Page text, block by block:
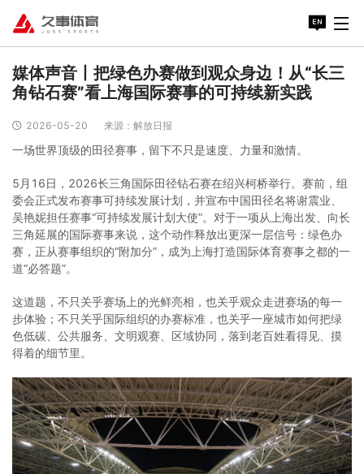
媒体声音丨把绿色办赛做到观众身边！从“长三
角钻石赛”看上海国际赛事的可持续新实践
2026-05-20 来源：解放日报
一场世界顶级的田径赛事，留下不只是速度、力量和激情。
5月16日，2026长三角国际田径钻石赛在绍兴柯桥举行。赛前，组
委会正式发布赛事可持续发展计划，并宣布中国田径名将谢震业、
吴艳妮担任赛事“可持续发展计划大使”。对于一项从上海出发、向长
三角延展的国际赛事来说，这个动作释放出更深一层信号：绿色办
赛，正从赛事组织的“附加分”，成为上海打造国际体育赛事之都的一
道“必答题”。
这道题，不只关乎赛场上的光鲜亮相，也关乎观众走进赛场的每一
步体验；不只关乎国际组织的办赛标准，也关乎一座城市如何把绿
色低碳、公共服务、文明观赛、区域协同，落到老百姓看得见、摸
得着的细节里。